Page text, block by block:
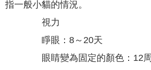
指一般小貓的情況。
視力
睜眼：8～20天
眼睛變為固定的顏色：12周